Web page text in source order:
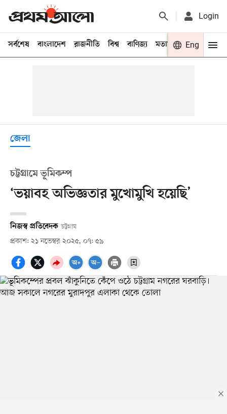
Login
সর্বশেষ বাংলাদেশ রাজনীতি বিশ্ব বাণিজ্য মতামত খেলা
Eng
জেলা
চট্টগ্রামে ভূমিকম্প
‘ভয়াবহ অভিজ্ঞতার মুখোমুখি হয়েছি’
নিজস্ব প্রতিবেদক চট্টগ্রাম
প্রকাশ: ২১ নভেম্বর ২০২৫, ০৭: ৫৯